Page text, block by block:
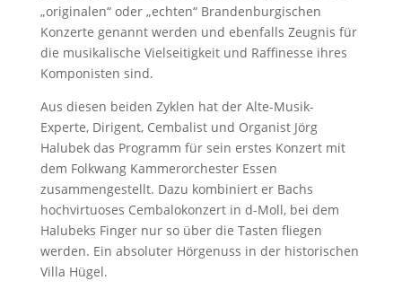
„originalen“ oder „echten“ Brandenburgischen
Konzerte genannt werden und ebenfalls Zeugnis für
die musikalische Vielseitigkeit und Raffinesse ihres
Komponisten sind.
Aus diesen beiden Zyklen hat der Alte-Musik-
Experte, Dirigent, Cembalist und Organist Jörg
Halubek das Programm für sein erstes Konzert mit
dem Folkwang Kammerorchester Essen
zusammengestellt. Dazu kombiniert er Bachs
hochvirtuoses Cembalokonzert in d-Moll, bei dem
Halubeks Finger nur so über die Tasten fliegen
werden. Ein absoluter Hörgenuss in der historischen
Villa Hügel.